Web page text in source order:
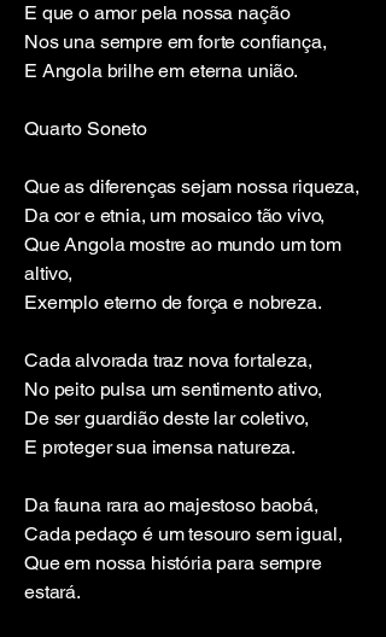
E que o amor pela nossa nação
Nos una sempre em forte confiança,
E Angola brilhe em eterna união.
Quarto Soneto
Que as diferenças sejam nossa riqueza,
Da cor e etnia, um mosaico tão vivo,
Que Angola mostre ao mundo um tom
altivo,
Exemplo eterno de força e nobreza.
Cada alvorada traz nova fortaleza,
No peito pulsa um sentimento ativo,
De ser guardião deste lar coletivo,
E proteger sua imensa natureza.
Da fauna rara ao majestoso baobá,
Cada pedaço é um tesouro sem igual,
Que em nossa história para sempre
estará.